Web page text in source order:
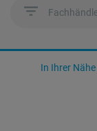
In Ihrer Nähe